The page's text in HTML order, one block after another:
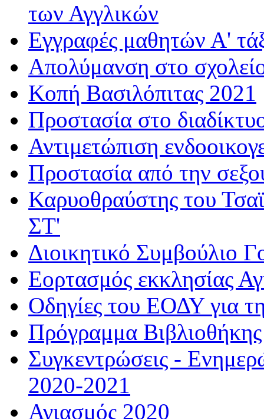
των Αγγλικών
Εγγραφές μαθητών Α'
Απολύμανση στο
Κοπή Βασιλόπιτας 2021
Προστασία στο
Αντιμετώπιση
Προστασία από την
Καρυοθραύστης του
ΣΤ'
Διοικητικό Συμβούλιο
Εορτασμός εκκλησίας
Οδηγίες του ΕΟΔΥ για
Πρόγραμμα
Συγκεντρώσεις -
2020-2021
Αγιασμός 2020